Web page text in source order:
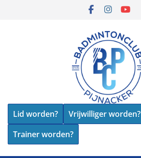
Lid worden?
Vrijwilliger worden?
Trainer worden?